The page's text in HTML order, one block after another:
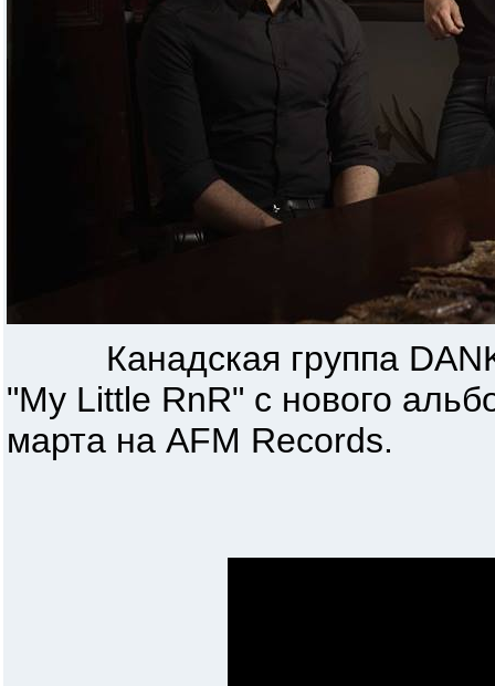
Канадская группа
"My Little RnR" с нового
марта на AFM Records.